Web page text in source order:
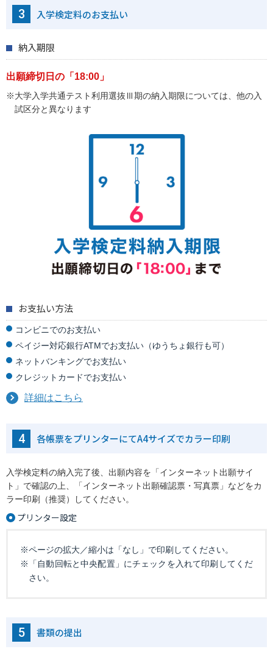
3 入学検定料のお支払い
納入期限
出願締切日の「18:00」
※大学入学共通テスト利用選抜Ⅲ期の納入期限については、他の入
試区分と異なります
お支払い方法
コンビニでのお支払い
ペイジー対応銀行ATMでお支払い（ゆうちょ銀行も可）
ネットバンキングでお支払い
クレジットカードでお支払い
詳細はこちら
4 各帳票をプリンターにてA4サイズでカラー印刷
入学検定料の納入完了後、出願内容を「インターネット出願サイ
ト」で確認の上、「インターネット出願確認票・写真票」などをカ
ラー印刷（推奨）してください。
プリンター設定
※ページの拡大／縮小は「なし」で印刷してください。
※「自動回転と中央配置」にチェックを入れて印刷してくだ
さい。
5 書類の提出